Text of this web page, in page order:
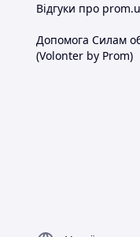
При
відсилаю Вам
Відгуки про
Допомога Силам
(Volonter by Prom)